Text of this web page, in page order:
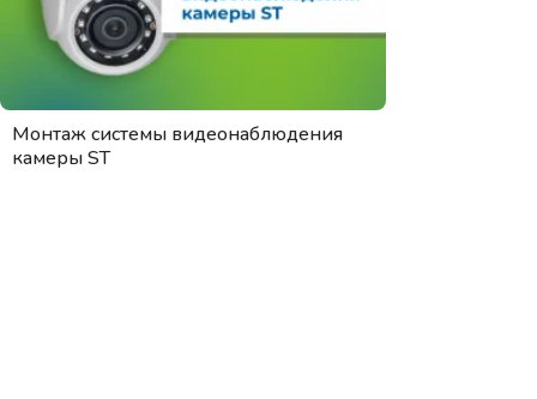
Монтаж системы видеонаблюдения
камеры ST